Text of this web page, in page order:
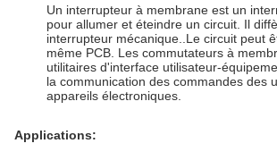
Un interrupteur à membrane est un
pour allumer et éteindre un circuit. Il
interrupteur mécanique..Le circuit peut
même PCB. Les commutateurs à
utilitaires d'interface utilisateur-
la communication des commandes des
appareils électroniques.
Applications: